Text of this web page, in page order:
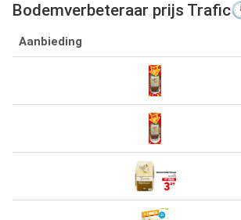
Bodemverbeteraar prijs
Aanbieding